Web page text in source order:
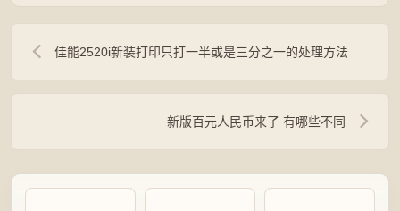
佳能2520i新装打印只打一半或是三分之一的处理方法
新版百元人民币来了 有哪些不同